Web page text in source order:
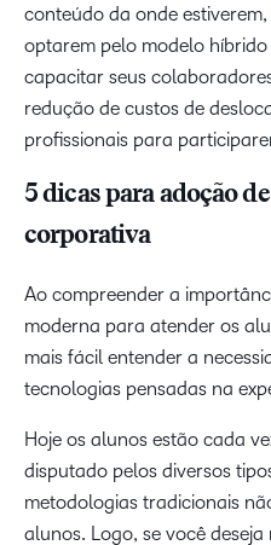
conteúdo da onde
optarem pelo modelo
capacitar seus
redução de custos de
profissionais para
5 dicas para adoção
corporativa
Ao compreender a
moderna para atender os
mais fácil entender a
tecnologias pensadas na
Hoje os alunos estão cada
disputado pelos diversos
metodologias tradicionais
alunos. Logo, se você